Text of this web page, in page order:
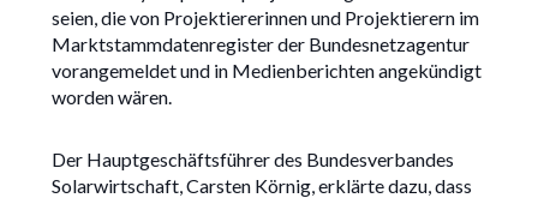
seien, die von Projektiererinnen und Projektierern im
Marktstammdatenregister der Bundesnetzagentur
vorangemeldet und in Medienberichten angekündigt
worden wären.
Der Hauptgeschäftsführer des Bundesverbandes
Solarwirtschaft, Carsten Körnig, erklärte dazu, dass